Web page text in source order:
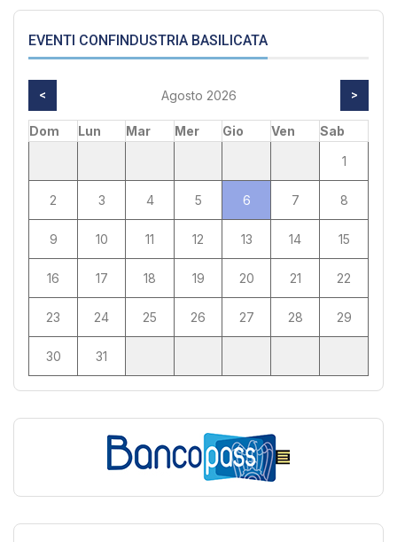
EVENTI CONFINDUSTRIA BASILICATA
< Agosto 2026 >
Dom Lun Mar Mer Gio Ven
Sab
1
2 3 4 5 6 7 8
9 10 11 12 13 14 15
16 17 18 19 20 21 22
23 24 25 26 27 28 29
30 31